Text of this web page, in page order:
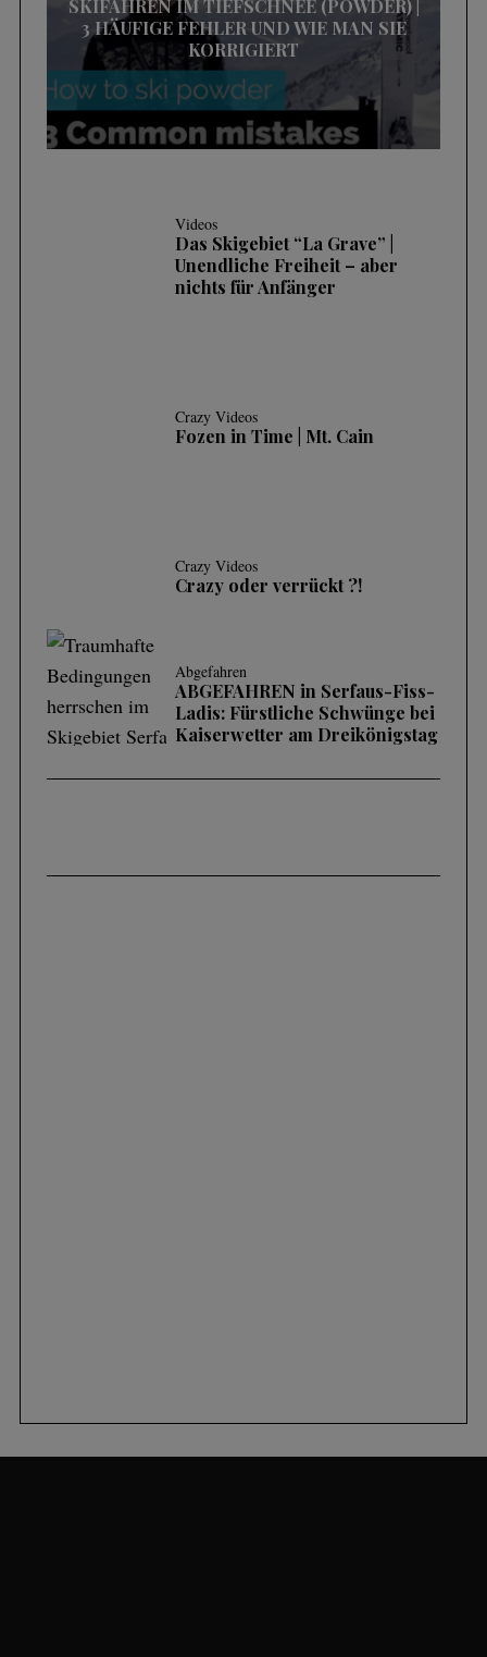
SKIFAHREN IM TIEFSCHNEE (POWDER) |
3 HÄUFIGE FEHLER UND WIE MAN SIE
KORRIGIERT
Videos
Das Skigebiet “La Grave” |
Unendliche Freiheit – aber
nichts für Anfänger
Crazy Videos
Fozen in Time | Mt. Cain
Crazy Videos
Crazy oder verrückt ?!
Abgefahren
ABGEFAHREN in Serfaus-Fiss-
Ladis: Fürstliche Schwünge bei
Kaiserwetter am Dreikönigstag